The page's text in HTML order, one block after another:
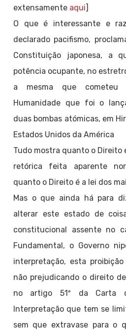
extensamente aqui]
O que é interessante e
declarado pacifismo,
Constituição japonesa, a
potência ocupante, no
a mesma que
Humanidade que foi o
duas bombas atómicas, em
Estados Unidos da América
Tudo mostra quanto o Direito
retórica feita aparente
quanto o Direito é a lei dos
Mas o que ainda há para
alterar este estado de
constitucional assente no
Fundamental, o Governo
interpretação, esta
não prejudicando o direito
no artigo 51º da Carta
Interpretação que tem se
sem que extravase para o